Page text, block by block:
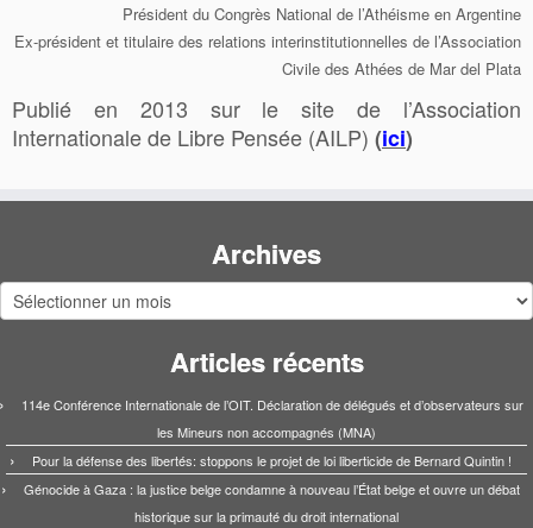
Président du Congrès National de l’Athéisme en Argentine
Ex-président et titulaire des relations interinstitutionnelles de l’Association
Civile des Athées de Mar del Plata
Publié en 2013 sur le site de l’Association
Internationale de Libre Pensée (AILP) (ici)
Archives
Archives
Articles récents
114e Conférence Internationale de l’OIT. Déclaration de délégués et d’observateurs sur
les Mineurs non accompagnés (MNA)
Pour la défense des libertés: stoppons le projet de loi liberticide de Bernard Quintin !
Génocide à Gaza : la justice belge condamne à nouveau l’État belge et ouvre un débat
historique sur la primauté du droit international